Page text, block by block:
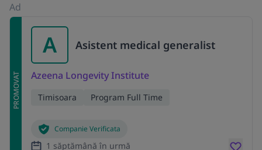
Ad
PROMOVAT
A Asistent medical generalist
Azeena Longevity Institute
Timisoara Program Full Time
Companie Verificata
1 săptămână în urmă